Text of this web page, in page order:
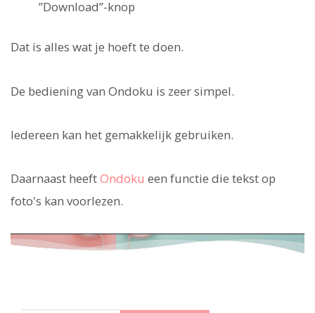
”Download”-knop
Dat is alles wat je hoeft te doen.
De bediening van Ondoku is zeer simpel.
Iedereen kan het gemakkelijk gebruiken.
Daarnaast heeftOndoku een functie die tekst op
foto's kan voorlezen.